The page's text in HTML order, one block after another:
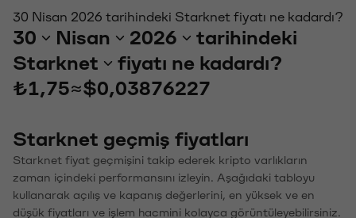
30 Nisan 2026 tarihindeki Starknet fiyatı ne kadardı?
30 Nisan 2026
tarihindeki
Starknet
fiyatı ne kadardı?
₺1,75≈$0,03876227
Starknet geçmiş fiyatları
Starknet fiyat geçmişini takip ederek kripto varlıkların
zaman içindeki performansını izleyin. Aşağıdaki tabloyu
kullanarak açılış ve kapanış değerlerini, en yüksek ve en
düşük fiyatları ve işlem hacmini kolayca görüntüleyebilirsiniz.